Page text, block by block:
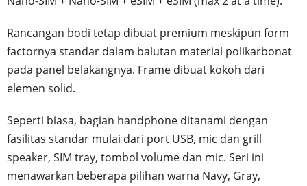
Rancangan bodi tetap dibuat premium meskipun form
factornya standar dalam balutan material polikarbonat
pada panel belakangnya. Frame dibuat kokoh dari
elemen solid.
Seperti biasa, bagian handphone ditanami dengan
fasilitas standar mulai dari port USB, mic dan grill
speaker, SIM tray, tombol volume dan mic. Seri ini
menawarkan beberapa pilihan warna Navy, Gray,